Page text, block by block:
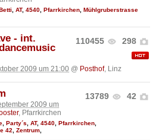
, AT, 4540, Pfarrkirchen, Mühlgruberstrasse
110455 298
- int.
2009 um 21:00 @ Posthof, Linz
13789 42
2009 um
, Pfarrkirchen
Party´s AT, 4540 Pfarrkirchen
42
Zentrum